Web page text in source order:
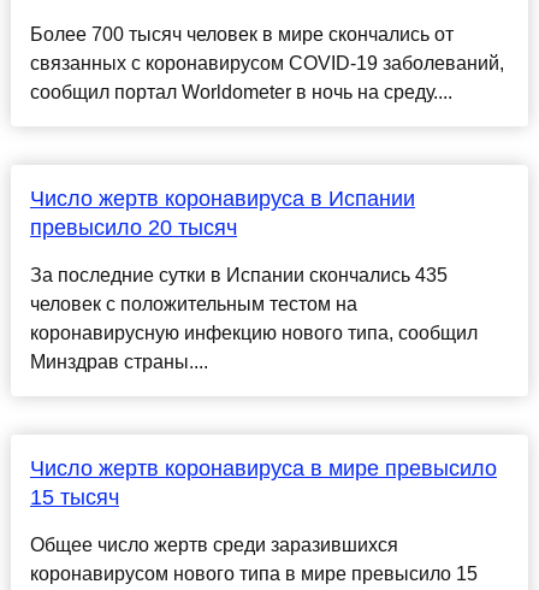
Более 700 тысяч человек в мире скончались от
связанных с коронавирусом COVID-19 заболеваний,
сообщил портал Worldometer в ночь на среду....
Число жертв коронавируса в Испании
превысило 20 тысяч
За последние сутки в Испании скончались 435
человек с положительным тестом на
коронавирусную инфекцию нового типа, сообщил
Минздрав страны....
Число жертв коронавируса в мире превысило
15 тысяч
Общее число жертв среди заразившихся
коронавирусом нового типа в мире превысило 15